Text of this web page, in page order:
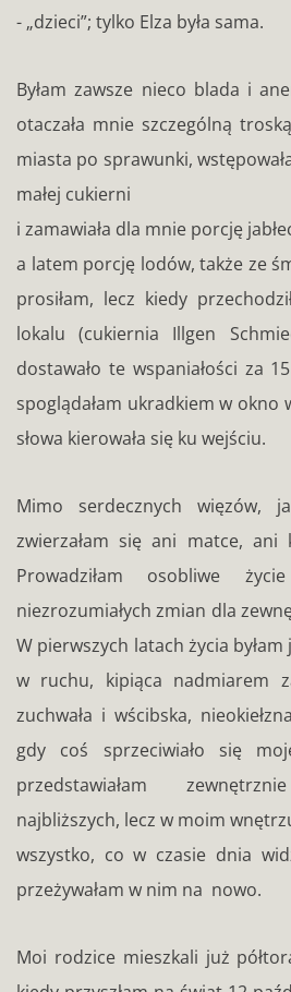
- „dzieci”; tylko Elza była sama.
Byłam zawsze nieco blada i
otaczała mnie szczególną
miasta po sprawunki,
małej cukierni
i zamawiała dla mnie porcję
a latem porcję lodów, także ze
prosiłam, lecz kiedy
lokalu (cukiernia Illgen
dostawało te wspaniałości za
spoglądałam ukradkiem w okno
słowa kierowała się ku wejściu.
Mimo serdecznych więzów,
zwierzałam się ani matce, ani
Prowadziłam osobliwe
niezrozumiałych zmian dla
W pierwszych latach życia
w ruchu, kipiąca nadmiarem
zuchwała i wścibska,
gdy coś sprzeciwiało się
przedstawiałam
najbliższych, lecz w moim
wszystko, co w czasie dnia
przeżywałam w nim na nowo.
Moi rodzice mieszkali już